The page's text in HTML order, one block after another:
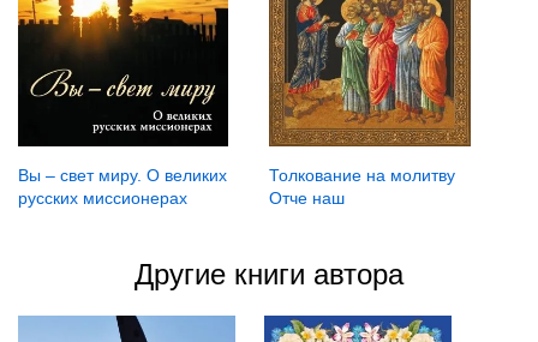
Вы – свет миру. О великих
русских миссионерах
Толкование на молитву
Отче наш
Другие книги автора